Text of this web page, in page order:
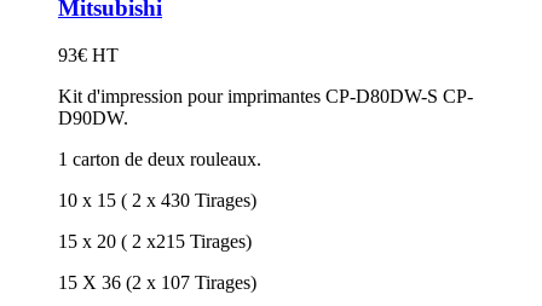
Mitsubishi
93€ HT
Kit d'impression pour imprimantes CP-D80DW-S CP-
D90DW.
1 carton de deux rouleaux.
10 x 15 ( 2 x 430 Tirages)
15 x 20 ( 2 x215 Tirages)
15 X 36 (2 x 107 Tirages)